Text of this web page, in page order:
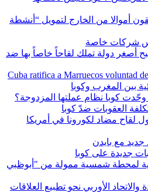
أموالا من الخارج لتمويل “أنشطة
شركات خاصة
أصغر دولة تملك لقاحاً خاصاً بها ضد
Cuba ratifica a Marruecos voluntad
بين المغرب وكوبا
كوبا نظام عملتها المزدوجة؟
لقاح مضاد لكورونا في أمريكا
مع بايدن
جديدة على كوبا
لمحطة شمسية ممولة من "أبوظبي
الأوربي نحو تطبيع العلاقات